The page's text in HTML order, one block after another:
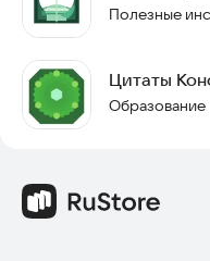
Полезные
Цитаты
Образование